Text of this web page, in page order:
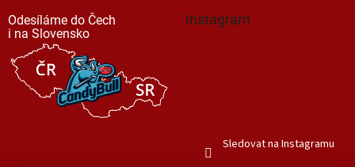
Odesíláme do Čech
i na Slovensko
Instagram
Sledovat na Instagramu